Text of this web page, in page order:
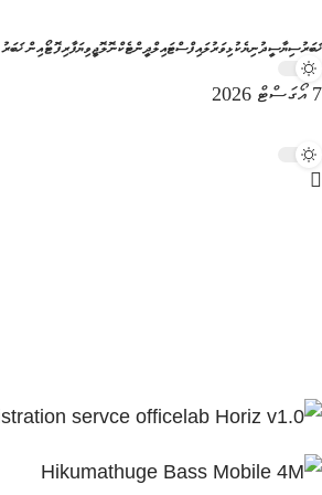
ޚަބަރުސިޔާސީދުނިޔެކުޅިވަރުލައިފްސްޓައިލްދީންޓެކްނޮލޮޖީވިޔަފާރިފޮޓޯއިން ޚަބަރު
7 އޯގަސްޓް 2026